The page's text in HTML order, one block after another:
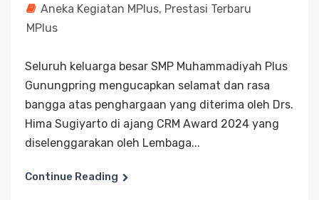
Aneka Kegiatan MPlus, Prestasi Terbaru
MPlus
Seluruh keluarga besar SMP Muhammadiyah Plus
Gunungpring mengucapkan selamat dan rasa
bangga atas penghargaan yang diterima oleh Drs.
Hima Sugiyarto di ajang CRM Award 2024 yang
diselenggarakan oleh Lembaga...
Continue Reading